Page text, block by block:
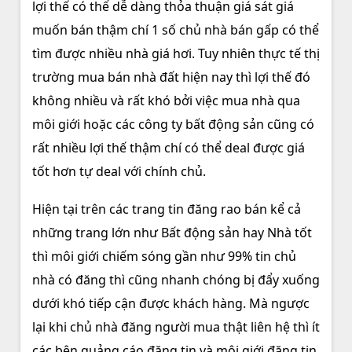
lợi thế có thể dễ dàng thỏa thuận giá sát giá
muốn bán thậm chí 1 số chủ nhà bán gấp có thể
tìm được nhiều nhà giá hơi. Tuy nhiên thực tế thị
trường mua bán nhà đất hiện nay thì lợi thế đó
không nhiều và rất khó bởi việc mua nhà qua
môi giới hoặc các công ty bất động sản cũng có
rất nhiều lợi thế thậm chí có thể deal được giá
tốt hơn tự deal với chính chủ.
Hiện tại trên các trang tin đăng rao bán kể cả
những trang lớn như Bất động sản hay Nhà tốt
thì môi giới chiếm sóng gần như 99% tin chủ
nhà có đăng thì cũng nhanh chóng bị đẩy xuống
dưới khó tiếp cận được khách hàng. Mà ngược
lại khi chủ nhà đăng người mua thật liên hệ thì ít